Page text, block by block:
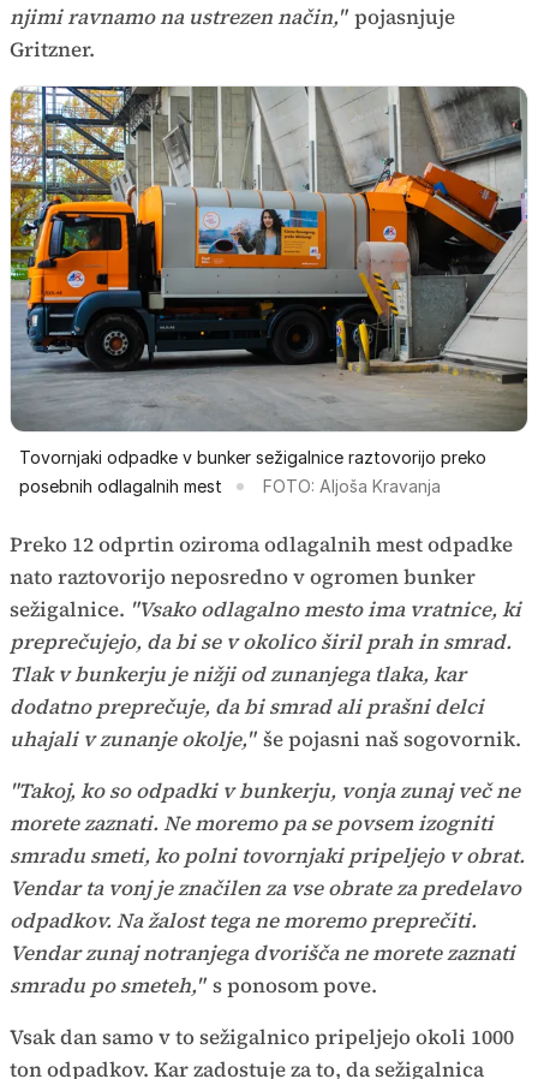
njimi ravnamo na ustrezen način," pojasnjuje
Gritzner.
Tovornjaki odpadke v bunker sežigalnice raztovorijo preko
posebnih odlagalnih mest
FOTO: Aljoša Kravanja
Preko 12 odprtin oziroma odlagalnih mest odpadke
nato raztovorijo neposredno v ogromen bunker
sežigalnice. "Vsako odlagalno mesto ima vratnice, ki
preprečujejo, da bi se v okolico širil prah in smrad.
Tlak v bunkerju je nižji od zunanjega tlaka, kar
dodatno preprečuje, da bi smrad ali prašni delci
uhajali v zunanje okolje," še pojasni naš sogovornik.
"Takoj, ko so odpadki v bunkerju, vonja zunaj več ne
morete zaznati. Ne moremo pa se povsem izogniti
smradu smeti, ko polni tovornjaki pripeljejo v obrat.
Vendar ta vonj je značilen za vse obrate za predelavo
odpadkov. Na žalost tega ne moremo preprečiti.
Vendar zunaj notranjega dvorišča ne morete zaznati
smradu po smeteh," s ponosom pove.
Vsak dan samo v to sežigalnico pripeljejo okoli 1000
ton odpadkov. Kar zadostuje za to, da sežigalnica